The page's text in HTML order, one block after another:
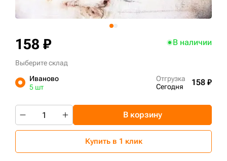
158 ₽ В наличии
Выберите склад
Иваново
5 шт
Отгрузка
Сегодня
158 ₽
В корзину
Купить в 1 клик
+7 (499) 394-50-93